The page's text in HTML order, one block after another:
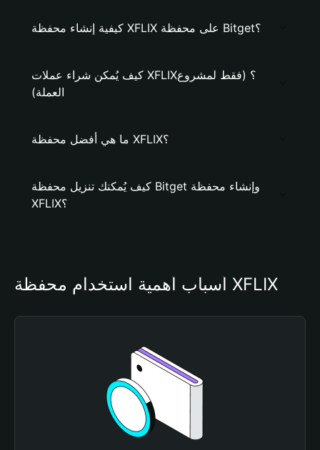
كيفية إنشاء محفظة XFLIX على محفظة Bitget؟
كيف يُمكن شراء عملات XFLIX؟ (فقط لمشروع
العملة)
ما هي أفضل محفظة XFLIX؟
كيف يُمكنك تنزيل محفظة Bitget وإنشاء محفظة
XFLIX؟
أسباب أهمية استخدام محفظة XFLIX